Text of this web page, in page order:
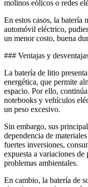
molinos eólicos o redes
En estos casos, la batería
automóvil eléctrico,
un menor costo, buena
### Ventajas y
La batería de litio
energética, que permite
espacio. Por ello,
notebooks y vehículos
un peso excesivo.
Sin embargo, sus
dependencia de
fuertes inversiones,
expuesta a variaciones
problemas ambientales.
En cambio, la batería de